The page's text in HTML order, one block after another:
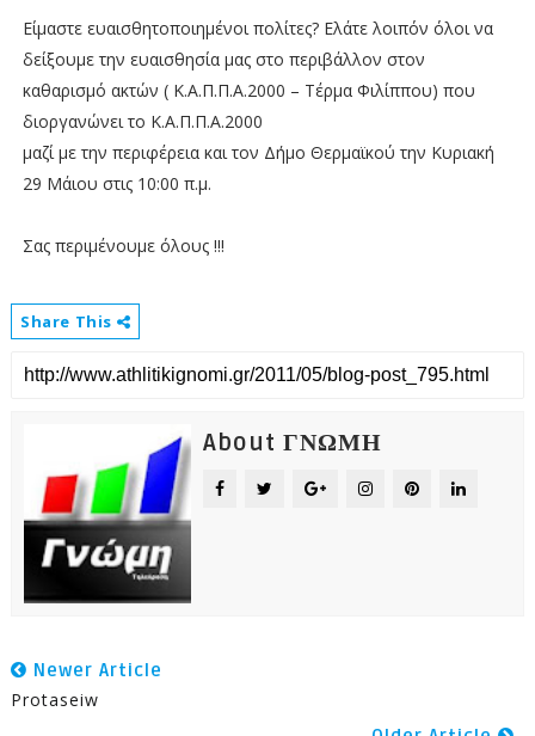
Είμαστε ευαισθητοποιημένοι πολίτες? Ελάτε λοιπόν όλοι να
δείξουμε την ευαισθησία μας στο περιβάλλον στον
καθαρισμό ακτών ( Κ.Α.Π.Π.Α.2000 – Τέρμα Φιλίππου) που
διοργανώνει το Κ.Α.Π.Π.Α.2000
μαζί με την περιφέρεια και τον Δήμο Θερμαϊκού την Κυριακή
29 Μάιου στις 10:00 π.μ.
Σας περιμένουμε όλους !!!
Share This
About ΓΝΩΜΗ
Newer Article
Protaseiw